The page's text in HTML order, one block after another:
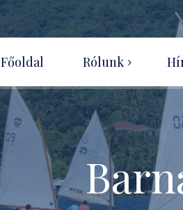
Főoldal Rólunk
Hajóépítők Sportegyesület
Csatlakozz a
Sportegyesülethez!
Adatvédelmi irányelvek –
tájékoztató